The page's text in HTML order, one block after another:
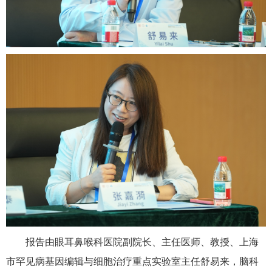
报告由眼耳鼻喉科医院副院长、主任医师、教授、上海
市罕见病基因编辑与细胞治疗重点实验室主任舒易来，脑科